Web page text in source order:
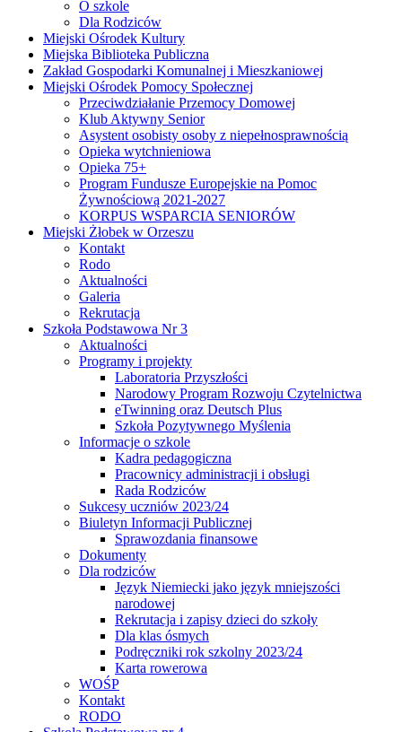
O szkole
Dla Rodziców
Miejski Ośrodek Kultury
Miejska Biblioteka Publiczna
Zakład Gospodarki Komunalnej i Mieszkaniowej
Miejski Ośrodek Pomocy Społecznej
Przeciwdziałanie Przemocy Domowej
Klub Aktywny Senior
Asystent osobisty osoby z niepełnosprawnością
Opieka wytchnieniowa
Opieka 75+
Program Fundusze Europejskie na Pomoc
Żywnościową 2021-2027
KORPUS WSPARCIA SENIORÓW
Miejski Żłobek w Orzeszu
Kontakt
Rodo
Aktualności
Galeria
Rekrutacja
Szkoła Podstawowa Nr 3
Aktualności
Programy i projekty
Laboratoria Przyszłości
Narodowy Program Rozwoju Czytelnictwa
eTwinning oraz Deutsch Plus
Szkoła Pozytywnego Myślenia
Informacje o szkole
Kadra pedagogiczna
Pracownicy administracji i obsługi
Rada Rodziców
Sukcesy uczniów 2023/24
Biuletyn Informacji Publicznej
Sprawozdania finansowe
Dokumenty
Dla rodziców
Język Niemiecki jako język mniejszości
narodowej
Rekrutacja i zapisy dzieci do szkoły
Dla klas ósmych
Podręczniki rok szkolny 2023/24
Karta rowerowa
WOŚP
Kontakt
RODO